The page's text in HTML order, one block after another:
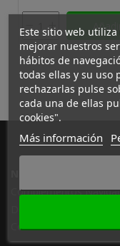
Añadir
Complementos
Cotillón
Este sitio web
mejorar nuestros
hábitos de
todas ellas y su uso
rechazarlas pulse
cada una de ellas
cookies".
Más información